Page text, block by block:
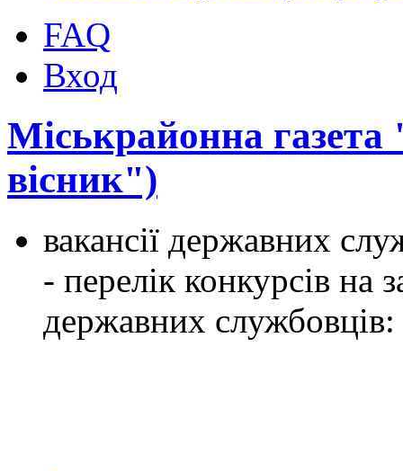
FAQ
Вход
Міськрайонна
вісник")
вакансії державних
- перелік конкурсів на
державних службовців: